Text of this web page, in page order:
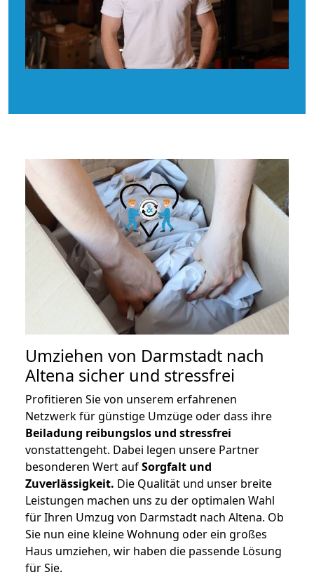
Umziehen von Darmstadt nach
Altena sicher und stressfrei
Profitieren Sie von unserem erfahrenen
Netzwerk für günstige Umzüge oder dass ihre
Beiladung reibungslos und stressfrei
vonstattengeht. Dabei legen unsere Partner
besonderen Wert aufSorgfalt und
Zuverlässigkeit. Die Qualität und unser breite
Leistungen machen uns zu der optimalen Wahl
für Ihren Umzug von Darmstadt nach Altena. Ob
Sie nun eine kleine Wohnung oder ein großes
Haus umziehen, wir haben die passende Lösung
für Sie.